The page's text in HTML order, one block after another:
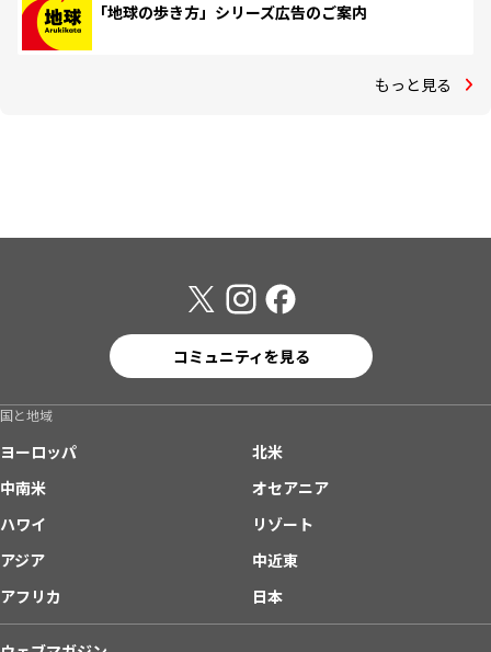
「地球の歩き方」シリーズ広告のご案内
もっと見る
コミュニティを見る
国と地域
ヨーロッパ
北米
中南米
オセアニア
ハワイ
リゾート
アジア
中近東
アフリカ
日本